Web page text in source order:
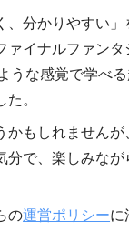
、分かりやすい
ァイナルファンタ
うな感覚で学べ
た。
かもしれません
分で、楽しみなが
の運営ポリシーに